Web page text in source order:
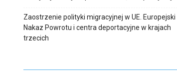
Zaostrzenie polityki migracyjnej w UE. Europejski
Nakaz Powrotu i centra deportacyjne w krajach
trzecich